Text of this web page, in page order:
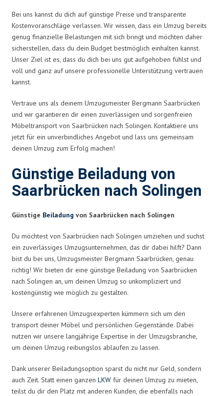
Bei uns kannst du dich auf günstige Preise und transparente
Kostenvoranschläge verlassen. Wir wissen, dass ein Umzug bereits
genug finanzielle Belastungen mit sich bringt und möchten daher
sicherstellen, dass du dein Budget bestmöglich einhalten kannst.
Unser Ziel ist es, dass du dich bei uns gut aufgehoben fühlst und
voll und ganz auf unsere professionelle Unterstützung vertrauen
kannst.
Vertraue uns als deinem Umzugsmeister Bergmann Saarbrücken
und wir garantieren dir einen zuverlässigen und sorgenfreien
Möbeltransport von Saarbrücken nach Solingen. Kontaktiere uns
jetzt für ein unverbindliches Angebot und lass uns gemeinsam
deinen Umzug zum Erfolg machen!
Günstige Beiladung von
Saarbrücken nach Solingen
Günstige Beiladung von Saarbrücken nach Solingen
Du möchtest von Saarbrücken nach Solingen umziehen und suchst
ein zuverlässiges Umzugsunternehmen, das dir dabei hilft? Dann
bist du bei uns, Umzugsmeister Bergmann Saarbrücken, genau
richtig! Wir bieten dir eine günstige Beiladung von Saarbrücken
nach Solingen an, um deinen Umzug so unkompliziert und
kostengünstig wie möglich zu gestalten.
Unsere erfahrenen Umzugsexperten kümmern sich um den
transport deiner Möbel und persönlichen Gegenstände. Dabei
nutzen wir unsere langjährige Expertise in der Umzugsbranche,
um deinen Umzug reibungslos ablaufen zu lassen.
Dank unserer Beiladungsoption sparst du nicht nur Geld, sondern
auch Zeit. Statt einen ganzen LKW für deinen Umzug zu mieten,
teilst du dir den Platz mit anderen Kunden, die ebenfalls nach